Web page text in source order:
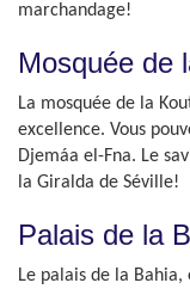
marchandage!
Mosquée de
La mosquée de la
excellence. Vous
Djemáa el-Fna. Le
la Giralda de Séville!
Palais de la
Le palais de la